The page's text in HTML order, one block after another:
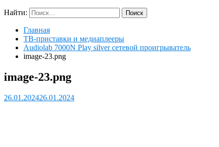
Найти:
Главная
ТВ-приставки и медиаплееры
Audiolab 7000N Play silver сетевой проигрыватель
image-23.png
image-23.png
26.01.202426.01.2024